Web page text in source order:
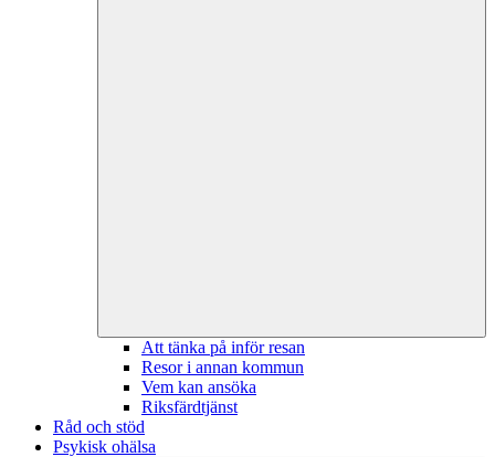
Att tänka på inför resan
Resor i annan kommun
Vem kan ansöka
Riksfärdtjänst
Råd och stöd
Psykisk ohälsa